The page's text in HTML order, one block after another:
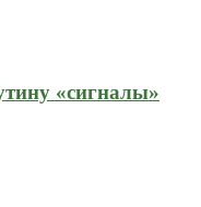
«сигналы»